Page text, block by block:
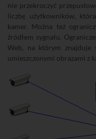
nie przekroczyć
liczbę użytkowników,
kamer. Można też
źródłem sygnału.
Web, na którym znajduje
umieszczonymi obrazami z